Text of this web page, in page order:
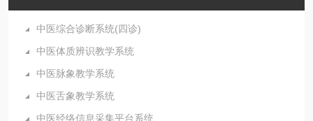
中医综合诊断系统(四诊)
中医体质辨识教学系统
中医脉象教学系统
中医舌象教学系统
中医经络信息采集平台系统